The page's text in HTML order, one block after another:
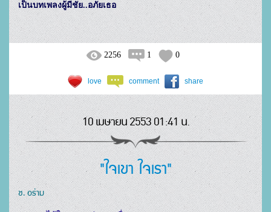
เป็นบทเพลงผู้มีชัย..อภัยเธอ
2256 1 0
love comment share
10 เมษายน 2553 01:41 น.
"ใจเขา ใจเรา"
ช. อร่าม